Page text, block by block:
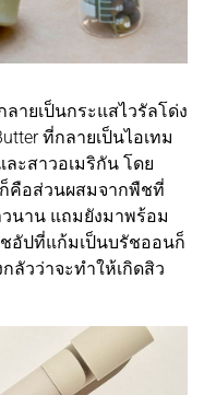
ายเป็นกระแสไวรัลโด่ง
ที่กลายเป็นไอเทม
ะสาวอเมริกัน โดย
คือส่วนผสมจากพืชที่
นาน แถมยังมาพร้อม
อัปที่แก้มเป็นบรัชออนก็
ลัวว่าจะทำให้เกิดสิว